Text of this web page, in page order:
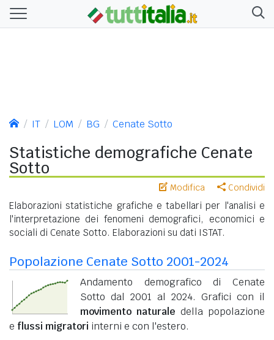
IT LOM BG Cenate Sotto
Statistiche demografiche Cenate
Sotto
Modifica Condividi
Elaborazioni statistiche grafiche e tabellari per l'analisi e
l'interpretazione dei fenomeni demografici, economici e
sociali di Cenate Sotto. Elaborazioni su dati ISTAT.
Popolazione Cenate Sotto 2001-2024
Andamento demografico di Cenate
Sotto dal 2001 al 2024. Grafici con il
movimento naturale della popolazione
e flussi migratori interni e con l'estero.